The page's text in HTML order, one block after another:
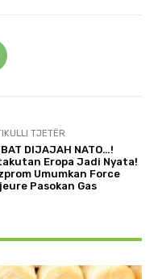
TJETËR
DIJAJAH NATO…!
Eropa Jadi Nyata!
Umumkan Force
Pasokan Gas